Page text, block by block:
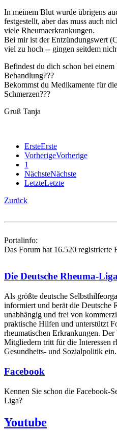
In meinem Blut wurde übrigens
festgestellt, aber das muss auch
viele Rheumaerkrankungen.
Bei mir ist der Entzündungswert
viel zu hoch -- gingen seitdem
Befindest du dich schon bei
Behandlung???
Bekommst du Medikamente für
Schmerzen???
Gruß Tanja
ErsteErste
VorherigeVorherige
1
NächsteNächste
LetzteLetzte
Zurück
Portalinfo:
Das Forum hat 16.520 registrierte
Die Deutsche Rheuma-
Als größte deutsche
informiert und berät die Deutsche
unabhängig und frei von
praktische Hilfen und unterstützt
rheumatischen Erkrankungen.
Mitgliedern tritt für die Interessen
Gesundheits- und Sozialpolitik ein.
Facebook
Kennen Sie schon die Facebook-
Liga?
Youtube